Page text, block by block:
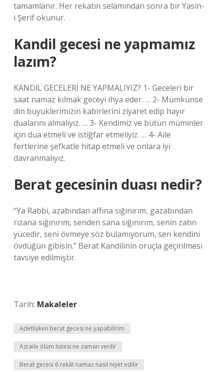
tamamlanır. Her rekatın selamından sonra bir Yasin-
i Şerif okunur.
Kandil gecesi ne yapmamız
lazım?
KANDİL GECELERİ NE YAPMALIYIZ? 1- Geceleri bir
saat namaz kılmak geceyi ihya eder. … 2- Mümkünse
din büyüklerimizin kabirlerini ziyaret edip hayır
dualarını almalıyız. … 3- Kendimiz ve bütün müminler
için dua etmeli ve istiğfar etmeliyiz. … 4- Aile
fertlerine şefkatle hitap etmeli ve onlara iyi
davranmalıyız.
Berat gecesinin duası nedir?
“Ya Rabbi, azabından affına sığınırım, gazabından
rızana sığınırım, senden sana sığınırım, senin zatın
yücedir, seni övmeye söz bulamıyorum, sen kendini
övdüğün gibisin.” Berat Kandilinin oruçla geçirilmesi
tavsiye edilmiştir.
Tarih: Makaleler
Adetliyken berat gecesi ne yapabilirim
Azraile ölüm listesi ne zaman verilir
Berat gecesi 6 rekât namaz nasıl niyet edilir